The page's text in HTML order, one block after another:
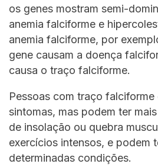
os genes mostram semi-
anemia falciforme e
anemia falciforme, por
gene causam a doença
causa o traço falciforme.
Pessoas com traço falciforme
sintomas, mas podem ter
de insolação ou quebra
exercícios intensos, e podem
determinadas condições.